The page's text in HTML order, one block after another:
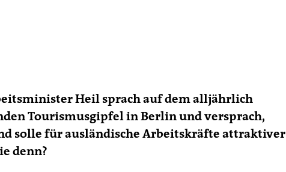
Heil sprach auf dem alljährlich
Tourismusgipfel in Berlin und versprach,
solle für ausländische Arbeitskräfte attraktiver
denn?